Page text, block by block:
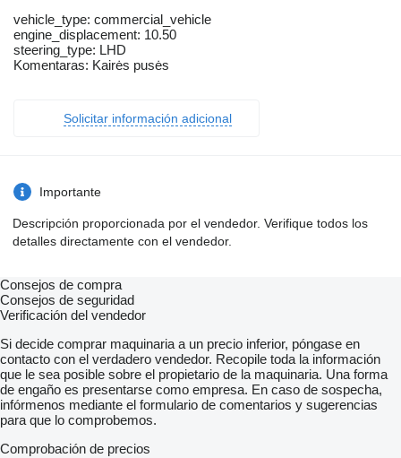
vehicle_type: commercial_vehicle
engine_displacement: 10.50
steering_type: LHD
Komentaras: Kairės pusės
Solicitar información adicional
Importante
Descripción proporcionada por el vendedor. Verifique todos los
detalles directamente con el vendedor.
Consejos de compra
Consejos de seguridad
Verificación del vendedor
Si decide comprar maquinaria a un precio inferior, póngase en
contacto con el verdadero vendedor. Recopile toda la información
que le sea posible sobre el propietario de la maquinaria. Una forma
de engaño es presentarse como empresa. En caso de sospecha,
infórmenos mediante el formulario de comentarios y sugerencias
para que lo comprobemos.
Comprobación de precios